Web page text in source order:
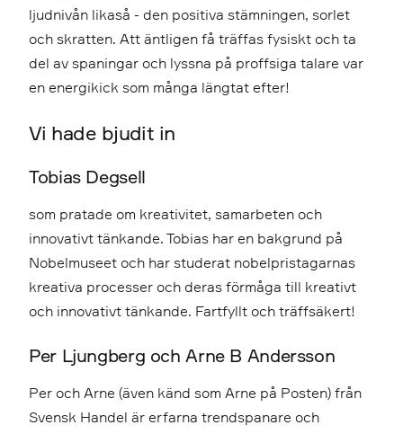
ljudnivån likaså - den positiva stämningen, sorlet
och skratten. Att äntligen få träffas fysiskt och ta
del av spaningar och lyssna på proffsiga talare var
en energikick som många längtat efter!
Vi hade bjudit in
Tobias Degsell
som pratade om kreativitet, samarbeten och
innovativt tänkande. Tobias har en bakgrund på
Nobelmuseet och har studerat nobelpristagarnas
kreativa processer och deras förmåga till kreativt
och innovativt tänkande. Fartfyllt och träffsäkert!
Per Ljungberg och Arne B Andersson
Per och Arne (även känd som Arne på Posten) från
Svensk Handel är erfarna trendspanare och